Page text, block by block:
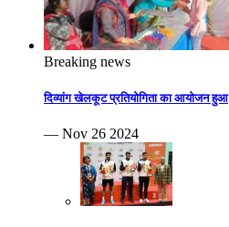
Breaking news
दिव्यांग खेलकूट प्रतियोगिता का आयोजन हुआ
— Nov 26 2024